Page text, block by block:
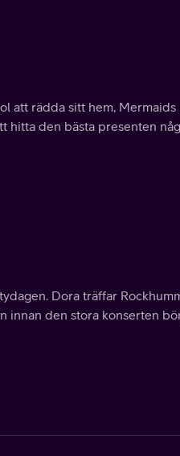
att rädda sitt hem, Mermaids
hitta den bästa presenten
Dora träffar
innan den stora konserten